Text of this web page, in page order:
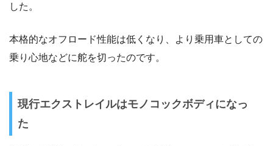
した。
本格的なオフロード性能は低くなり、より乗用車としての
乗り心地などに舵を切ったのです。
現行エクストレイルはモノコックボディになっ
た